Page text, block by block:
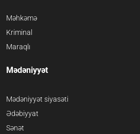
Məhkəmə
Kriminal
Maraqlı
Mədəniyyət
Mədəniyyət siyasəti
Ədəbiyyat
Sənət